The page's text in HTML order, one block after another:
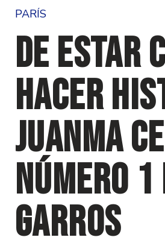
PARÍS
De estar
hacer
Juanma
número
Garros